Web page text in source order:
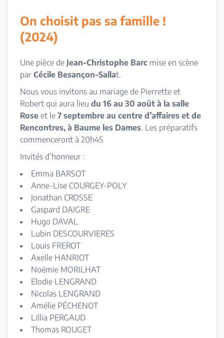
On choisit pas sa famille !
(2024)
Une pièce de Jean-Christophe Barc mise en scène
par Cécile Besançon-Sallat.
Nous vous invitons au mariage de Pierrette et
Robert qui aura lieu du 16 au 30 août à la salle
Rose et le 7 septembre au centre d’affaires et de
Rencontres, à Baume les Dames. Les préparatifs
commenceront à 20h45
Invités d’honneur :
Emma BARSOT
Anne-Lise COURGEY-POLY
Jonathan CROSSE
Gaspard DAIGRE
Hugo DAVAL
Lubin DESCOURVIERES
Louis FREROT
Axelle HANRIOT
Noémie MORILHAT
Elodie LENGRAND
Nicolas LENGRAND
Amélie PÉCHENOT
Lillia PERGAUD
Thomas ROUGET